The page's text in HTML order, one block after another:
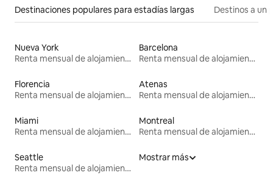
Destinaciones populares para estadías largas Destinos a un
Nueva York
Renta mensual de alojamientos
Barcelona
Renta mensual de alojamientos
Florencia
Renta mensual de alojamientos
Atenas
Renta mensual de alojamientos
Miami
Renta mensual de alojamientos
Montreal
Renta mensual de alojamientos
Seattle
Renta mensual de alojamientos
Mostrar más